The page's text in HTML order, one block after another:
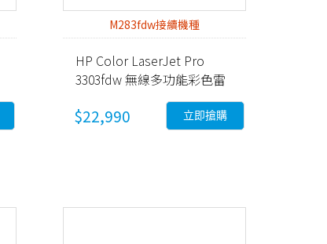
M283fdw接續機種
HP Color LaserJet Pro
3303fdw 無線多功能彩色雷
射事務機 (499M8A)
$22,990 立即搶購